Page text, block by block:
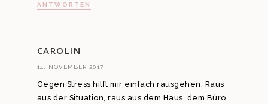
ANTWORTEN
CAROLIN
14. NOVEMBER 2017
Gegen Stress hilft mir einfach rausgehen. Raus
aus der Situation, raus aus dem Haus, dem Büro